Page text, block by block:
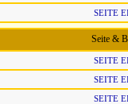
SEITE
Seite &
SEITE
SEITE
SEITE